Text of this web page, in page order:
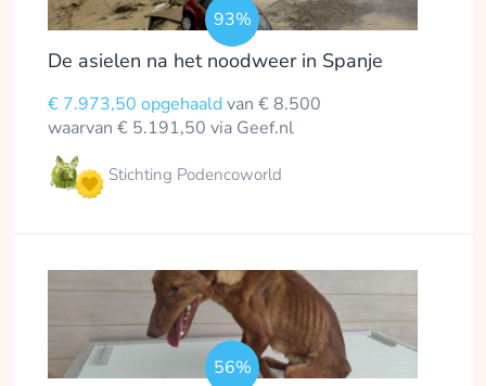
93%
De asielen na het noodweer in Spanje
€ 7.973,50 opgehaaldvan € 8.500
waarvan € 5.191,50 via Geef.nl
Stichting Podencoworld
56%